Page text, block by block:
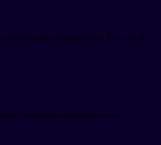
de emergencias). Pero en el
americano también se usa.